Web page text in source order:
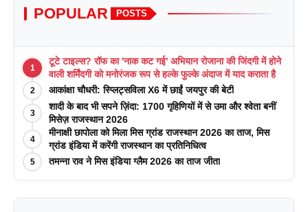
POPULAR POSTS
1
टूटे टाइल्स? रॉफ का 'नाक कट गई' अभियान रोजाना की जिंदगी में होने
वाली शर्मिंदगी को मनोरंजक रूप से हल्के फुल्के अंदाज में याद कराता है
2 आकांक्षा चौधरी: स्प्लिट्सविला X6 में छाईं जयपुर की बेटी
3
शादी के बाद भी सपने ज़िंदा: 1700 गृहिणियों में से उमा और श्वेता बनीं
मिसेज़ राजस्थान 2026
4
मीनाक्षी छापोला को मिला मिस ग्रांड राजस्थान 2026 का ताज, मिस
ग्रांड इंडिया में करेंगी राजस्थान का प्रतिनिधित्व
5 तमन्ना राव ने मिस इंडिया ग्लैम 2026 का ताज जीता